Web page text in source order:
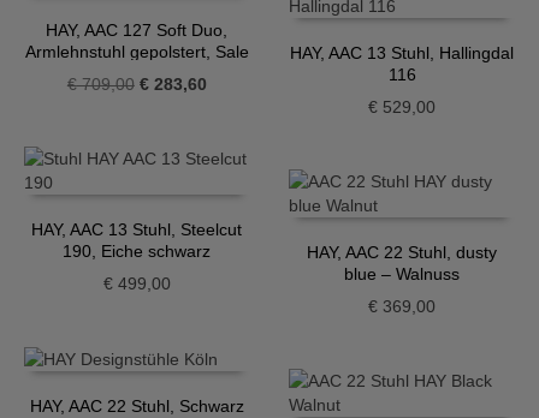
HAY, AAC 127 Soft Duo,
Armlehnstuhl gepolstert, Sale
Aussteller
€709,00 Ursprünglicher
€ 709,00
€283,60Aktueller
€ 283,60.
HAY, AAC 13 Stuhl, Hallingdal
116
€ 529,00
HAY, AAC 13 Stuhl, Steelcut
190, Eiche schwarz
€499,00
HAY, AAC 22 Stuhl, dusty
blue – Walnuss
€ 369,00
HAY, AAC 22 Stuhl, Schwarz